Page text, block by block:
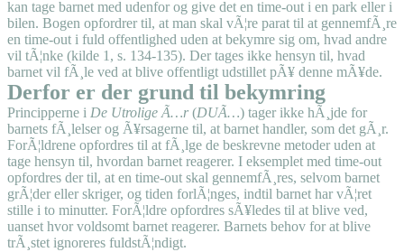
kan tage barnet med udenfor og give det en time-out i en park eller i
bilen. Bogen opfordrer til, at man skal vÃ¦re parat til at gennemfÃ¸re
en time-out i fuld offentlighed uden at bekymre sig om, hvad andre
vil tÃ¦nke (kilde 1, s. 134-135). Der tages ikke hensyn til, hvad
barnet vil fÃ¸le ved at blive offentligt udstillet pÃ¥ denne mÃ¥de.
Derfor er der grund til bekymring
Principperne i De Utrolige Ã…r (DUÃ…) tager ikke hÃ¸jde for
barnets fÃ¸lelser og Ã¥rsagerne til, at barnet handler, som det gÃ¸r.
ForÃ¦ldrene opfordres til at fÃ¸lge de beskrevne metoder uden at
tage hensyn til, hvordan barnet reagerer. I eksemplet med time-out
opfordres der til, at en time-out skal gennemfÃ¸res, selvom barnet
grÃ¦der eller skriger, og tiden forlÃ¦nges, indtil barnet har vÃ¦ret
stille i to minutter. ForÃ¦ldre opfordres sÃ¥ledes til at blive ved,
uanset hvor voldsomt barnet reagerer. Barnets behov for at blive
trÃ¸stet ignoreres fuldstÃ¦ndigt.